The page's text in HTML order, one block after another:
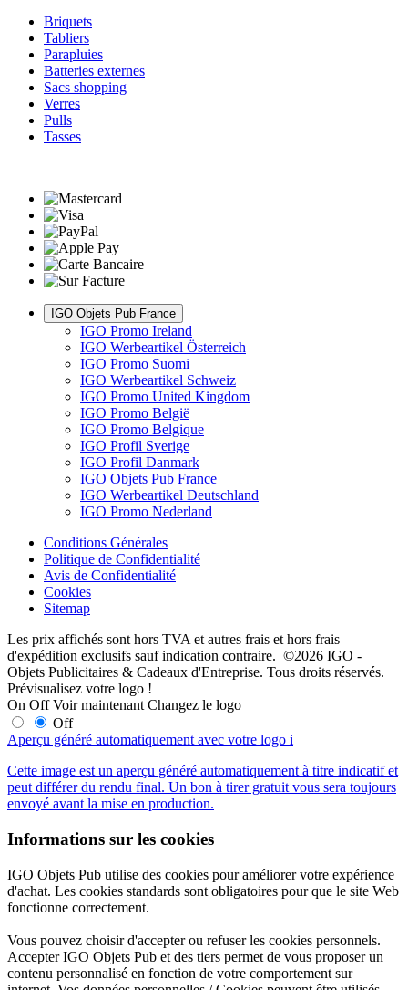
Briquets
Tabliers
Parapluies
Batteries externes
Sacs shopping
Verres
Pulls
Tasses
IGO Objets Pub France
IGO Promo Ireland
IGO Werbeartikel Österreich
IGO Promo Suomi
IGO Werbeartikel Schweiz
IGO Promo United Kingdom
IGO Promo België
IGO Promo Belgique
IGO Profil Sverige
IGO Profil Danmark
IGO Objets Pub France
IGO Werbeartikel Deutschland
IGO Promo Nederland
Conditions Générales
Politique de Confidentialité
Avis de Confidentialité
Cookies
Sitemap
Les prix affichés sont hors TVA et autres frais et hors frais
d'expédition exclusifs sauf indication contraire. ©2026 IGO -
Objets Publicitaires & Cadeaux d'Entreprise. Tous droits réservés.
Prévisualisez votre logo !
On Off Voir maintenant Changez le logo
Off
Aperçu généré automatiquement avec votre logo i
Cette image est un aperçu généré automatiquement à titre indicatif et
peut différer du rendu final. Un bon à tirer gratuit vous sera toujours
envoyé avant la mise en production.
Informations sur les cookies
IGO Objets Pub utilise des cookies pour améliorer votre expérience
d'achat. Les cookies standards sont obligatoires pour que le site Web
fonctionne correctement.
Vous pouvez choisir d'accepter ou refuser les cookies personnels.
Accepter IGO Objets Pub et des tiers permet de vous proposer un
contenu personnalisé en fonction de votre comportement sur